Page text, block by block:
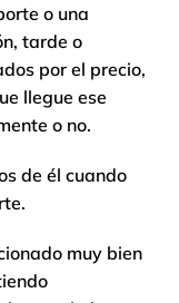
o una
tarde o
por el precio,
llegue ese
o no.
de él cuando
muy bien